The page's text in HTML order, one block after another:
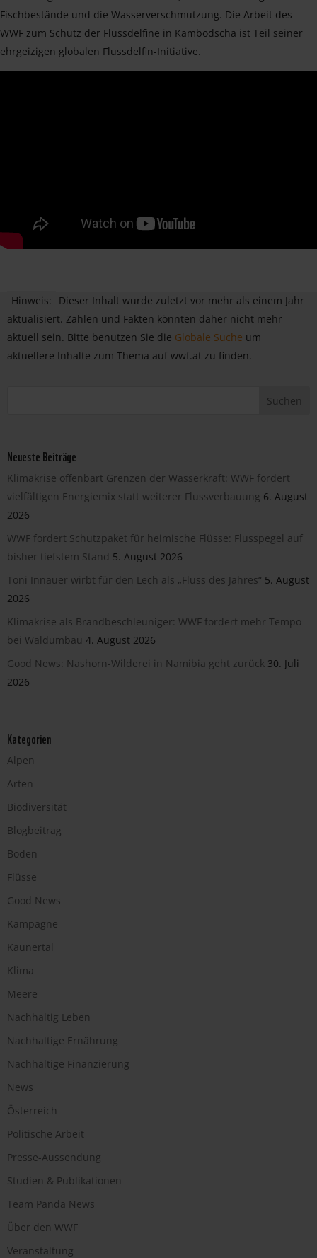
Fischbestände und die Wasserverschmutzung. Die Arbeit des
WWF zum Schutz der Flussdelfine in Kambodscha ist Teil seiner
ehrgeizigen globalen Flussdelfin-Initiative.
Hinweis:
Dieser Inhalt wurde zuletzt vor mehr als einem Jahr
aktualisiert. Zahlen und Fakten könnten daher nicht mehr
aktuell sein. Bitte benutzen Sie die Globale Suche um
aktuellere Inhalte zum Thema auf wwf.at zu finden.
Neueste Beiträge
Klimakrise offenbart Grenzen der Wasserkraft: WWF fordert
vielfältigen Energiemix statt weiterer Flussverbauung 6. August
2026
WWF fordert Schutzpaket für heimische Flüsse: Flusspegel auf
bisher tiefstem Stand 5. August 2026
Toni Innauer wirbt für den Lech als „Fluss des Jahres“ 5. August
2026
Klimakrise als Brandbeschleuniger: WWF fordert mehr Tempo
bei Waldumbau 4. August 2026
Good News: Nashorn-Wilderei in Namibia geht zurück 30. Juli
2026
Kategorien
Alpen
Arten
Biodiversität
Blogbeitrag
Boden
Flüsse
Good News
Kampagne
Kaunertal
Klima
Meere
Nachhaltig Leben
Nachhaltige Ernährung
Nachhaltige Finanzierung
News
Österreich
Politische Arbeit
Presse-Aussendung
Studien & Publikationen
Team Panda News
Über den WWF
Veranstaltung